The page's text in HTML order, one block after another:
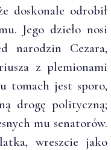
doskonale odrobił
Jego dzieło nosi
narodzin Cezara,
z plemionami
tomach jest sporo,
drogę polityczną;
mu senatorów.
wreszcie jako